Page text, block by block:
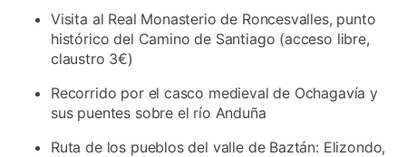
Visita al Real Monasterio de Roncesvalles, punto
histórico del Camino de Santiago (acceso libre,
claustro 3€)
Recorrido por el casco medieval de Ochagavía y
sus puentes sobre el río Anduña
Ruta de los pueblos del valle de Baztán: Elizondo,